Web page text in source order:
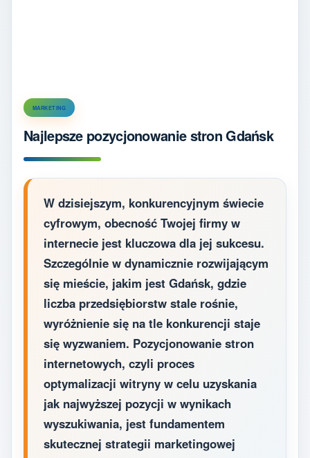
MARKETING
Najlepsze pozycjonowanie stron Gdańsk
W dzisiejszym, konkurencyjnym świecie
cyfrowym, obecność Twojej firmy w
internecie jest kluczowa dla jej sukcesu.
Szczególnie w dynamicznie rozwijającym
się mieście, jakim jest Gdańsk, gdzie
liczba przedsiębiorstw stale rośnie,
wyróżnienie się na tle konkurencji staje
się wyzwaniem. Pozycjonowanie stron
internetowych, czyli proces
optymalizacji witryny w celu uzyskania
jak najwyższej pozycji w wynikach
wyszukiwania, jest fundamentem
skutecznej strategii marketingowej